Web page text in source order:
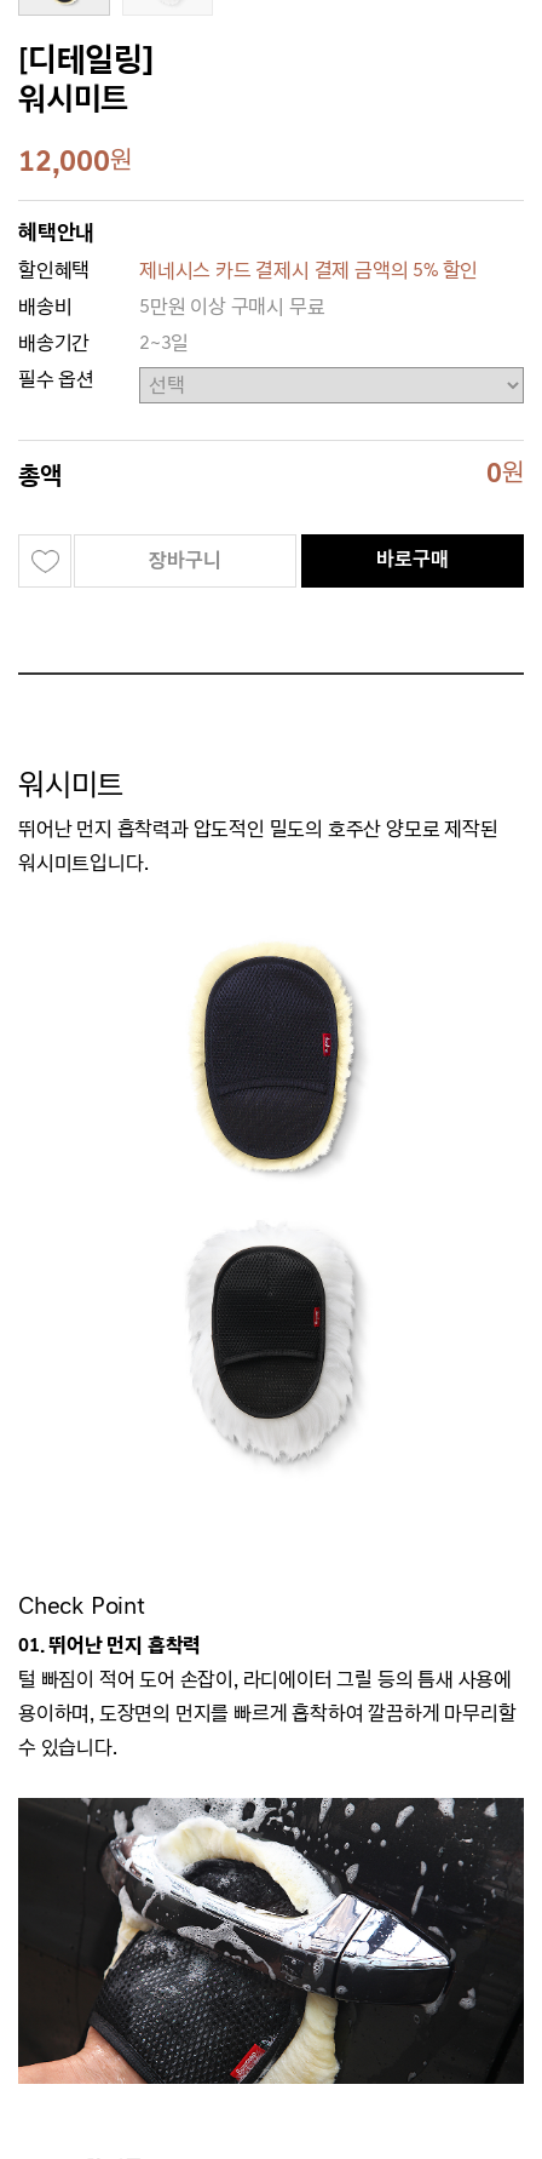
[디테일링]
워시미트
12,000원
혜택안내
할인혜택
제네시스 카드 결제시 결제 금액의 5% 할인
배송비
5만원 이상 구매시 무료
배송기간
2~3일
필수 옵션
총액 0원
장바구니 바로구매
워시미트
뛰어난 먼지 흡착력과 압도적인 밀도의 호주산 양모로 제작된
워시미트입니다.
Check Point
01. 뛰어난 먼지 흡착력
털 빠짐이 적어 도어 손잡이, 라디에이터 그릴 등의 틈새 사용에
용이하며, 도장면의 먼지를 빠르게 흡착하여 깔끔하게 마무리할
수 있습니다.